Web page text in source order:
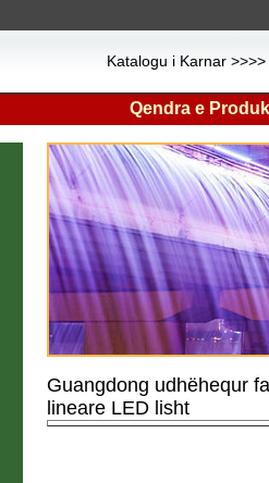
Katalogu i Karnar >>>>
Qendra e
Guangdong udhëhequr
lineare LED lisht